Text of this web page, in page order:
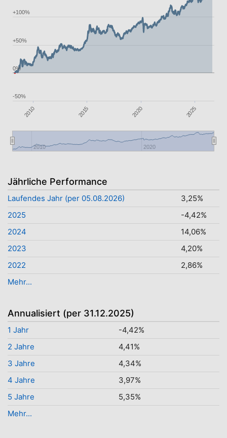
2010 2015 2020 2025
2010 2020
-50%
0%
+50%
+100%
Jährliche Performance
Laufendes Jahr (per 05.08.2026)
3,25%
2025
-4,42%
2024
14,06%
2023
4,20%
2022
2,86%
Mehr...
Annualisiert (per 31.12.2025)
1 Jahr
-4,42%
2 Jahre
4,41%
3 Jahre
4,34%
4 Jahre
3,97%
5 Jahre
5,35%
Mehr...